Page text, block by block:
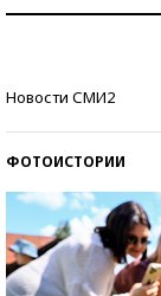
Новости СМИ2
ФОТОИСТОРИИ